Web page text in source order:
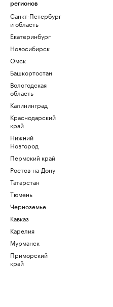
регионов
Санкт-Петербург
и область
Екатеринбург
Новосибирск
Омск
Башкортостан
Вологодская
область
Калининград
Краснодарский
край
Нижний
Новгород
Пермский край
Ростов-на-Дону
Татарстан
Тюмень
Черноземье
Кавказ
Карелия
Мурманск
Приморский
край